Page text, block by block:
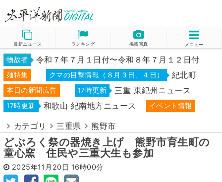
最新ニュース ランキング 掲載写真 メニュー
物故者 令和７年７月１日付〜令和８年７月１２日付
麺特集 クマの目撃情報（８月３日、４日） 紀北町
本日の新聞広告 17時更新 三重 東紀州ニュース
17時更新 和歌山 紀南地方ニュース イベント情報
カテゴリ 三重県 熊野市
どぶろく祭の器焼き上げ 熊野市育生町の
童心窯 住民や三重大生も参加
2025年11月20日 16時00分